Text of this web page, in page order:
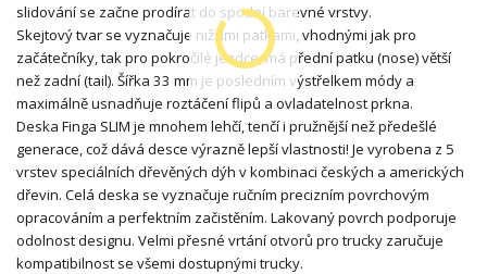
slidování se začne prodírat do spodní barevné vrstvy.
Skejtový tvar se vyznačuje nižšími patkami, vhodnými jak pro
začátečníky, tak pro pokročilé jezdce, má přední patku (nose) větší
než zadní (tail). Šířka 33 mm je posledním výstřelkem módy a
maximálně usnadňuje roztáčení flipů a ovladatelnost prkna.
Deska Finga SLIM je mnohem lehčí, tenčí i pružnější než předešlé
generace, což dává desce výrazně lepší vlastnosti! Je vyrobena z 5
vrstev speciálních dřevěných dýh v kombinaci českých a amerických
dřevin. Celá deska se vyznačuje ručním precizním povrchovým
opracováním a perfektním začistěním. Lakovaný povrch podporuje
odolnost designu. Velmi přesné vrtání otvorů pro trucky zaručuje
kompatibilnost se všemi dostupnými trucky.